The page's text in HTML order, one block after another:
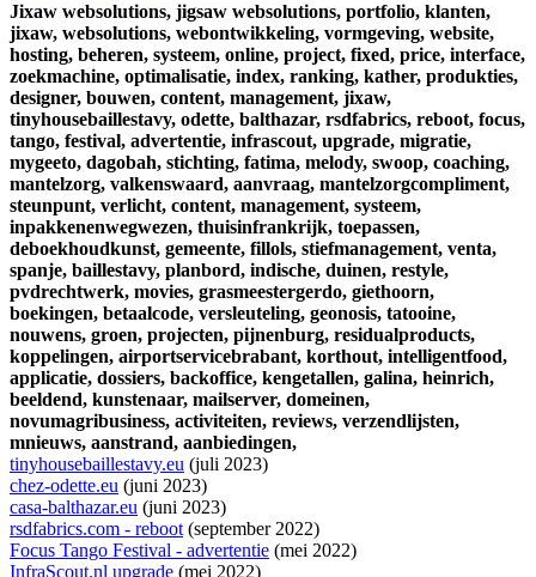
Jixaw websolutions, jigsaw websolutions, portfolio, klanten,
jixaw, websolutions, webontwikkeling, vormgeving, website,
hosting, beheren, systeem, online, project, fixed, price, interface,
zoekmachine, optimalisatie, index, ranking, kather, produkties,
designer, bouwen, content, management, jixaw,
tinyhousebaillestavy, odette, balthazar, rsdfabrics, reboot, focus,
tango, festival, advertentie, infrascout, upgrade, migratie,
mygeeto, dagobah, stichting, fatima, melody, swoop, coaching,
mantelzorg, valkenswaard, aanvraag, mantelzorgcompliment,
steunpunt, verlicht, content, management, systeem,
inpakkenenwegwezen, thuisinfrankrijk, toepassen,
deboekhoudkunst, gemeente, fillols, stiefmanagement, venta,
spanje, baillestavy, planbord, indische, duinen, restyle,
pvdrechtwerk, movies, grasmeestergerdo, giethoorn,
boekingen, betaalcode, versleuteling, geonosis, tatooine,
nouwens, groen, projecten, pijnenburg, residualproducts,
koppelingen, airportservicebrabant, korthout, intelligentfood,
applicatie, dossiers, backoffice, kengetallen, galina, heinrich,
beeldend, kunstenaar, mailserver, domeinen,
novumagribusiness, activiteiten, reviews, verzendlijsten,
mnieuws, aanstrand, aanbiedingen,
tinyhousebaillestavy.eu (juli 2023)
chez-odette.eu (juni 2023)
casa-balthazar.eu (juni 2023)
rsdfabrics.com - reboot(september 2022)
Focus Tango Festival - advertentie (mei 2022)
InfraScout.nl upgrade (mei 2022)